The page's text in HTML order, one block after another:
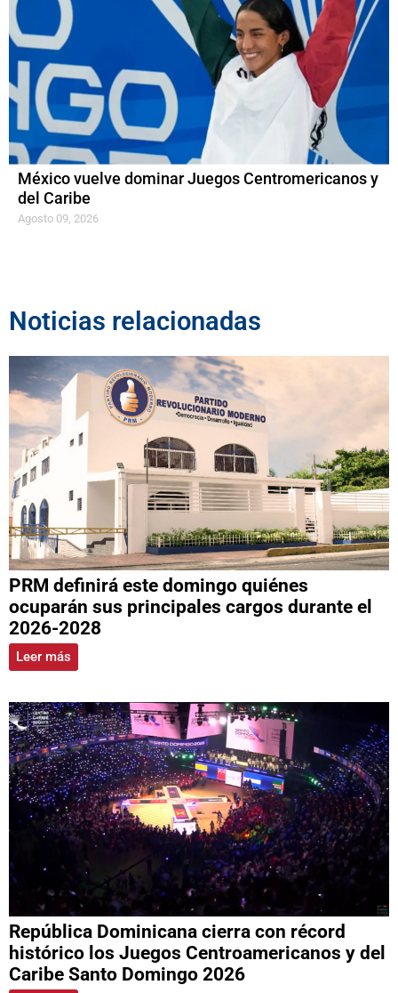
México vuelve dominar Juegos Centromericanos y
del Caribe
Agosto 09, 2026
Noticias relacionadas
PRM definirá este domingo quiénes
ocuparán sus principales cargos durante el
2026-2028
Leer más
República Dominicana cierra con récord
histórico los Juegos Centroamericanos y del
Caribe Santo Domingo 2026